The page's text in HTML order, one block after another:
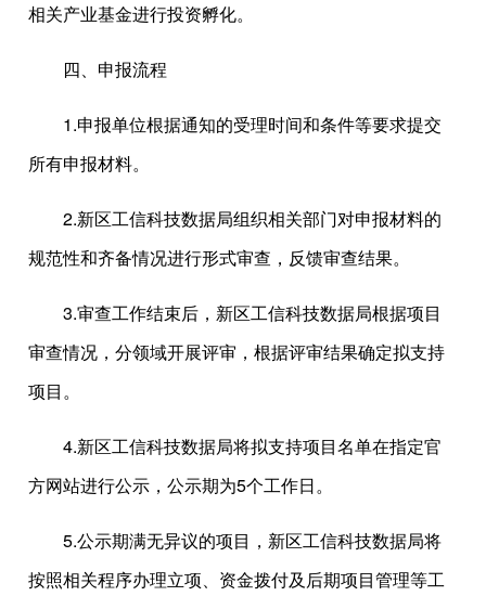
相关产业基金进行投资孵化。
四、申报流程
1.申报单位根据通知的受理时间和条件等要求提交
所有申报材料。
2.新区工信科技数据局组织相关部门对申报材料的
规范性和齐备情况进行形式审查，反馈审查结果。
3.审查工作结束后，新区工信科技数据局根据项目
审查情况，分领域开展评审，根据评审结果确定拟支持
项目。
4.新区工信科技数据局将拟支持项目名单在指定官
方网站进行公示，公示期为5个工作日。
5.公示期满无异议的项目，新区工信科技数据局将
按照相关程序办理立项、资金拨付及后期项目管理等工